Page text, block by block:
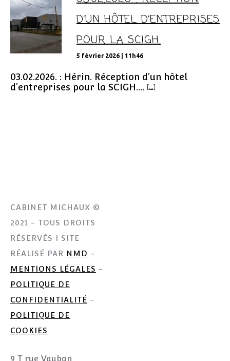
D’UN HÔTEL D’ENTREPRISES
POUR LA SCIGH.
5 février 2026 | 11h46
03.02.2026. : Hérin. Réception d’un hôtel
d’entreprises pour la SCIGH.... [...]
CABINET MICHAUX ©
2021 - TOUS DROITS
RÉSERVÉS I SITE
RÉALISÉ PAR NMD -
MENTIONS LÉGALES -
POLITIQUE DE
CONFIDENTIALITÉ -
POLITIQUE DE
COOKIES
9 T rue Vauban